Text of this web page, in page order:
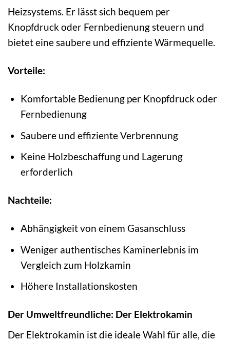
Heizsystems. Er lässt sich bequem per
Knopfdruck oder Fernbedienung steuern und
bietet eine saubere und effiziente Wärmequelle.
Vorteile:
Komfortable Bedienung per Knopfdruck oder
Fernbedienung
Saubere und effiziente Verbrennung
Keine Holzbeschaffung und Lagerung
erforderlich
Nachteile:
Abhängigkeit von einem Gasanschluss
Weniger authentisches Kaminerlebnis im
Vergleich zum Holzkamin
Höhere Installationskosten
Der Umweltfreundliche: Der Elektrokamin
Der Elektrokamin ist die ideale Wahl für alle, die